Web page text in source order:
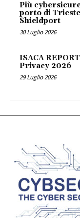
Più
porto di
Shieldport
30 Luglio 2026
ISACA
Privacy 2026
29 Luglio 2026